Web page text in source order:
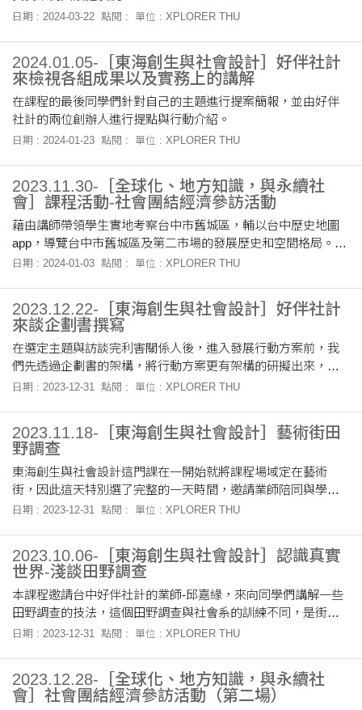
品。在述說大師的雕塑生涯時，同時也向大
日期 : 2024-03-22 點閱 : 單位 : XPLORER THU
2024.01.05-［東海創生與社會設計］好伴社計
來檢視各組成果以及實務上的講解
在課程的最後同學們針對自己的主題進行提案簡報，並由好伴
社計的兩位創辦人進行提點與行動介紹。
日期 : 2024-01-23 點閱 : 單位 : XPLORER THU
2023.11.30-［全球化、地方知識，與永續社
會］課程活動-社會團結經濟參訪活動
藉由講師帶領學生實地考察台中市舊城區，輔以台中歷史地圖
app，導覽台中市舊城區及第二市場的發展歷史和空間格局。讓
學生從探訪舊城區了解舊城區的今昔變遷和對比。
日期 : 2024-01-03 點閱 : 單位 : XPLORER THU
2023.12.22-［東海創生與社會設計］好伴社計
來談企劃書撰寫
在選定主題與訪談完利害關係人後，進入發展行動方案前，我
們先透過企劃書的架構，將行動方案更有架構的研擬出來，形
成對於行動的一種檢視。
日期 : 2023-12-31 點閱 : 單位 : XPLORER THU
2023.11.18-［東海創生與社會設計］藝術街田
野調查
東海創生與社會設計這門課在一開始就將課程場域定在藝術
街，因此這天特別選了完整的一天時間，邀請業師陪同與學生
一同進行田野調查
日期 : 2023-12-31 點閱 : 單位 : XPLORER THU
2023.10.06-［東海創生與社會設計］認識真實
世界-淺談田野調查
本課程邀請台中好伴社計的業師-邱嘉緣，來向同學們講解一些
田野調查的技法，這個田野調查與社會系的訓練不同，是街訪
短期快速的田野調查。
日期 : 2023-12-31 點閱 : 單位 : XPLORER THU
2023.12.28-［全球化、地方知識，與永續社
會］社會團結經濟參訪活動（第二場）